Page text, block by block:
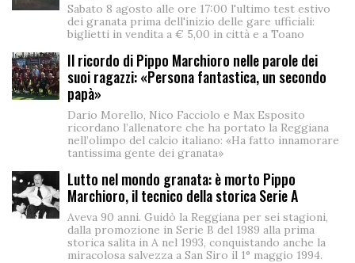
Sabato 8 agosto alle ore 17:00 l'ultimo test estivo
dei granata prima dell'inizio delle gare ufficiali:
biglietti in vendita a € 5,00 in città e a Toano
Il ricordo di Pippo Marchioro nelle parole dei
suoi ragazzi: «Persona fantastica, un secondo
papà»
Dario Morello, Nico Facciolo e Max Esposito
ricordano l’allenatore che ha portato la Reggiana
nell’olimpo del calcio italiano: «Ha fatto innamorare
tantissima gente dei granata»
Lutto nel mondo granata: è morto Pippo
Marchioro, il tecnico della storica Serie A
Aveva 90 anni. Guidò la Reggiana per sei stagioni,
dalla promozione in Serie B del 1989 alla prima
storica salita in A nel 1993, conquistando anche la
miracolosa salvezza a San Siro il 1° maggio 1994.